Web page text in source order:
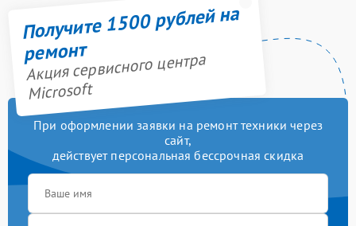
Получите 1500 рублей на
ремонт
Акция сервисного центра
Microsoft
При оформлении заявки на ремонт техники через
сайт,
действует персональная бессрочная скидка